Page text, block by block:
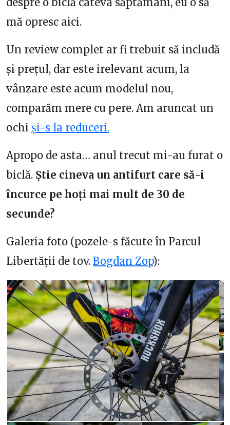
mă opresc aici.
Un review complet ar fi trebuit să includă
și prețul, dar este irelevant acum, la
vânzare este acum modelul nou,
comparăm mere cu pere. Am aruncat un
ochi și-s la reduceri.
Apropo de asta… anul trecut mi-au furat o
biclă. Știe cineva un antifurt care să-i
încurce pe hoți mai mult de 30 de
secunde?
Galeria foto (pozele-s făcute în Parcul
Libertății de tov. Bogdan Zop):